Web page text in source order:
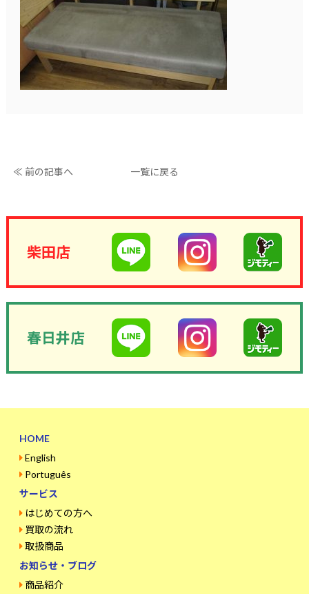
≪ 前の記事へ 一覧に戻る
柴田店
春日井店
HOME
English
Português
サービス
はじめての方へ
買取の流れ
取扱商品
お知らせ・ブログ
商品紹介